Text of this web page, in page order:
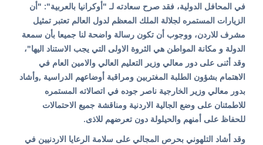
في المحافل الدولية، فقد صرح سعادته لـ "أوكرانيا بالعربية": "أن
الزيارات المستمره لجلالة الملك المعظم لدول العالم تعتبر تمثيل
مشرف للاردن، ووجوب أن تكون رسالة واضحة لنا جميعا بأن سمعة
الدولة و مكانة المواطن هي الثروة الاولى التي يجب الاستناد اليها"،
وقد أثنى على دور معالي وزير التعليم العالي والامين العام في
الاهتمام بشؤون الطلبة المغتربين ومراقبة أوضاعهم الدراسية ,وأشاد
بدور معالي وزير الخارجية ناصر جوده في اتصالاته المستمره
للاطمئنان على وضع الجالية الاردنية ومناقشة جميع الاحتمالات
للحفاظ على أمنهم والحيلولة دون تعرضهم للاذى.
وقد أشاد التلهوني بحرص المجالي على سلامة الرعايا الاردنيين في